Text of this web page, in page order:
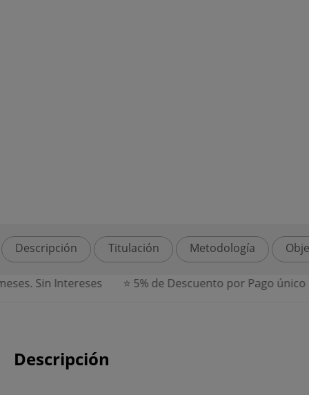
Descripción Titulación Metodología
Intereses ⭐ 5% de Descuento por Pago único ⭐
Descripción